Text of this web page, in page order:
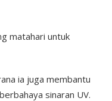
matahari untuk
ia juga membantu
sinaran UV.